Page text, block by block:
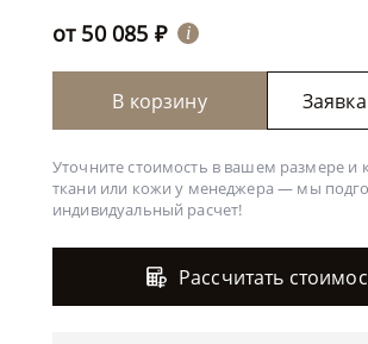
от 50 085 ₽ i
В корзину
Уточните стоимость в вашем размере и
ткани или кожи у менеджера — мы
индивидуальный расчет!
Рассчитать